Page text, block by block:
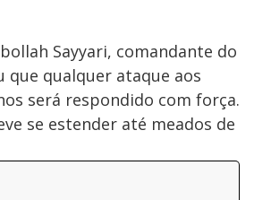
Sayyari, comandante do
que qualquer ataque aos
será respondido com força.
se estender até meados de